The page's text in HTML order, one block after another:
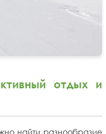
отдых и
найти разнообразие